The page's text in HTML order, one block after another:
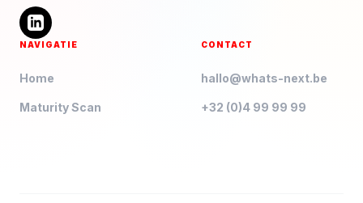
NAVIGATIE
Home
Maturity Scan
CONTACT
hallo@whats-next.be
+32 (0)4 99 99 99